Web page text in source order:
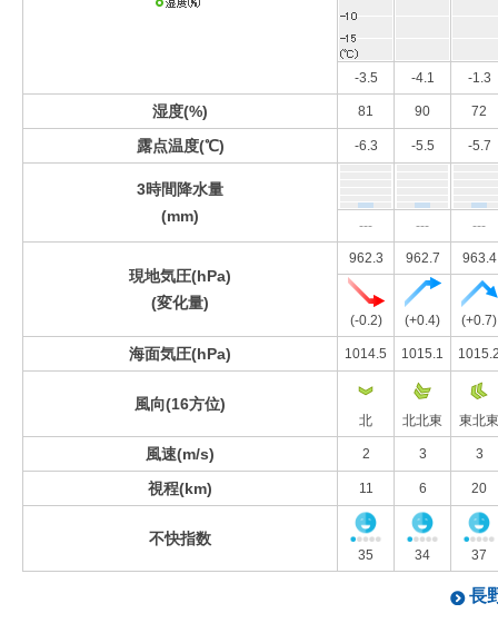
-3.5 -4.1 -1.3
湿度(%) 81 90 72
露点温度(℃) -6.3 -5.5 -5.7
3時間降水量
(mm)
--- --- ---
現地気圧(hPa)
(変化量)
962.3 962.7 963.4
(-0.2) (+0.4) (+0.7)
海面気圧(hPa) 1014.5 1015.1
風向(16方位)
北 北北東 東北東
風速(m/s) 2 3 3
視程(km) 11 6 20
不快指数
35 34 37
長